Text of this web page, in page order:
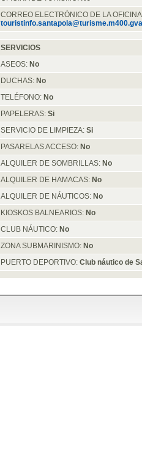
CORREO ELECTRÓNICO DE LA
SERVICIOS
ASEOS: No
DUCHAS: No
TELÉFONO: No
PAPELERAS:Si
SERVICIO DE LIMPIEZA:Si
PASARELAS ACCESO: No
ALQUILER DE SOMBRILLAS: No
ALQUILER DE HAMACAS: No
ALQUILER DE NÁUTICOS: No
KIOSKOS BALNEARIOS: No
CLUB NÁUTICO: No
ZONA SUBMARINISMO: No
PUERTO DEPORTIVO:Club náutico de